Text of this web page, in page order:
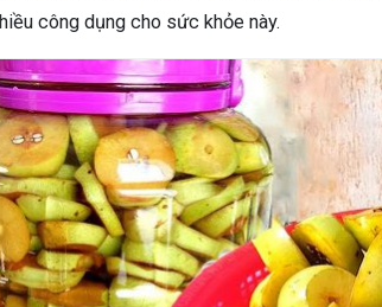
công dụng cho sức khỏe này.